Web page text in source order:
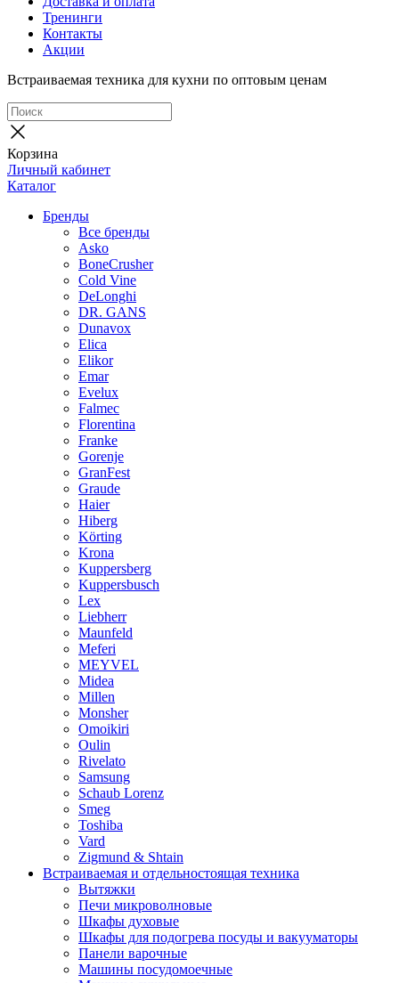
Тренинги
Контакты
Акции
Встраиваемая техника для кухни по оптовым ценам
Корзина
Личный кабинет
Каталог
Бренды
Все бренды
Asko
BoneCrusher
Cold Vine
DeLonghi
DR. GANS
Dunavox
Elica
Elikor
Emar
Evelux
Falmec
Florentina
Franke
Gorenje
GranFest
Graude
Haier
Hiberg
Körting
Krona
Kuppersberg
Kuppersbusch
Lex
Liebherr
Maunfeld
Meferi
MEYVEL
Midea
Millen
Monsher
Omoikiri
Oulin
Rivelato
Samsung
Schaub Lorenz
Smeg
Toshiba
Vard
Zigmund & Shtain
Встраиваемая и отдельностоящая техника
Вытяжки
Печи микроволновые
Шкафы духовые
Шкафы для подогрева посуды и вакууматоры
Панели варочные
Машины посудомоечные